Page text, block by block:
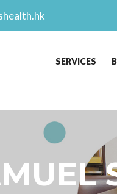
SERVICES